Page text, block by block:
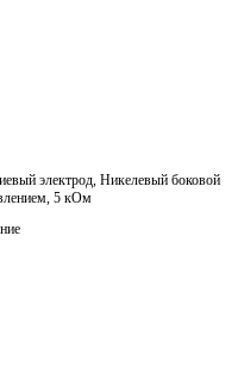
электрод, Никелевый боковой
5 кОм